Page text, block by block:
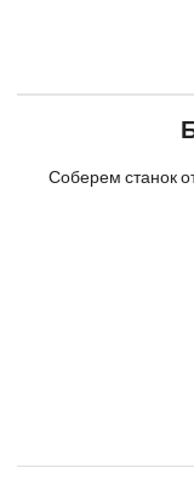
Соберем станок